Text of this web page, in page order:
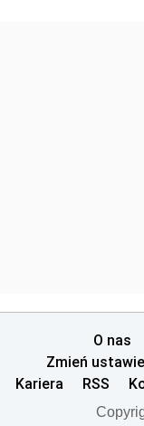
O nas
Zmień
Kariera
RSS